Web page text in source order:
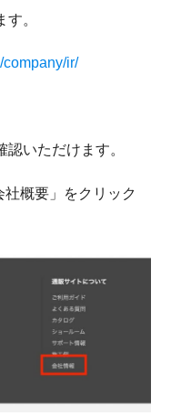
。
company/ir/
いただけます。
概要」をクリック